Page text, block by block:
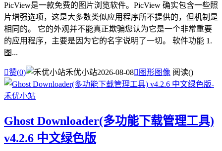
PicView是一款免费的图片浏览软件。PicView 确实包含一些照
片增强选项，这是大多数类似应用程序所不提供的，但机制是
相同的。 它的外观并不能真正欺骗您认为它是一个非常重要
的应用程序，主要是因为它的名字说明了一切。 软件功能 1.
图...
赞(0) 禾优小站2026-08-08 图形图像 阅读()
Ghost Downloader(多功能下载管理工具)
v4.2.6 中文绿色版